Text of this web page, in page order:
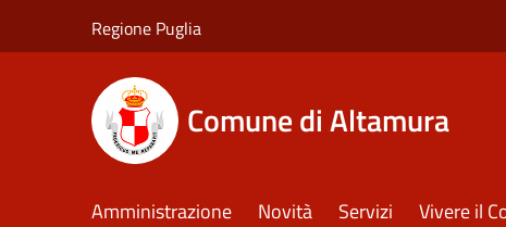
Regione Puglia
Comune di Altamura
Amministrazione Novità Servizi Vivere il